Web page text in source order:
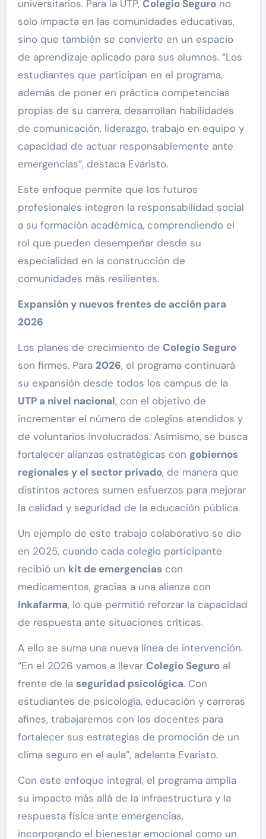
universitarios. Para la UTP, Colegio Segurono
solo impacta en las comunidades educativas,
sino que también se convierte en un espacio
de aprendizaje aplicado para sus alumnos. “Los
estudiantes que participan en el programa,
además de poner en práctica competencias
propias de su carrera, desarrollan habilidades
de comunicación, liderazgo, trabajo en equipo y
capacidad de actuar responsablemente ante
emergencias”, destaca Evaristo.
Este enfoque permite que los futuros
profesionales integren la responsabilidad social
a su formación académica, comprendiendo el
rol que pueden desempeñar desde su
especialidad en la construcción de
comunidades más resilientes.
Expansión y nuevos frentes de acción para
2026
Los planes de crecimiento de Colegio Seguro
son firmes. Para 2026, el programa continuará
su expansión desde todos los campus de la
UTP a nivel nacional, con el objetivo de
incrementar el número de colegios atendidos y
de voluntarios involucrados. Asimismo, se busca
fortalecer alianzas estratégicas con gobiernos
regionales y el sector privado, de manera que
distintos actores sumen esfuerzos para mejorar
la calidad y seguridad de la educación pública.
Un ejemplo de este trabajo colaborativo se dio
en 2025, cuando cada colegio participante
recibió un kit de emergenciascon
medicamentos, gracias a una alianza con
Inkafarma, lo que permitió reforzar la capacidad
de respuesta ante situaciones críticas.
A ello se suma una nueva línea de intervención.
“En el 2026 vamos a llevar Colegio Seguroal
frente de la seguridad psicológica. Con
estudiantes de psicología, educación y carreras
afines, trabajaremos con los docentes para
fortalecer sus estrategias de promoción de un
clima seguro en el aula”, adelanta Evaristo.
Con este enfoque integral, el programa amplía
su impacto más allá de la infraestructura y la
respuesta física ante emergencias,
incorporando el bienestar emocional como un